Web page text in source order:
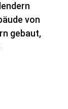
von
gebaut,